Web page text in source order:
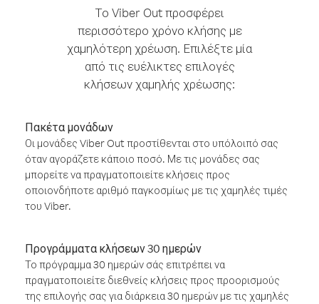
Το Viber Out προσφέρει
περισσότερο χρόνο κλήσης με
χαμηλότερη χρέωση. Επιλέξτε μία
από τις ευέλικτες επιλογές
κλήσεων χαμηλής χρέωσης:
Πακέτα μονάδων
Οι μονάδες Viber Out προστίθενται στο υπόλοιπό σας
όταν αγοράζετε κάποιο ποσό. Με τις μονάδες σας
μπορείτε να πραγματοποιείτε κλήσεις προς
οποιονδήποτε αριθμό παγκοσμίως με τις χαμηλές τιμές
του Viber.
Προγράμματα κλήσεων 30 ημερών
Το πρόγραμμα 30 ημερών σάς επιτρέπει να
πραγματοποιείτε διεθνείς κλήσεις προς προορισμούς
της επιλογής σας για διάρκεια 30 ημερών με τις χαμηλές